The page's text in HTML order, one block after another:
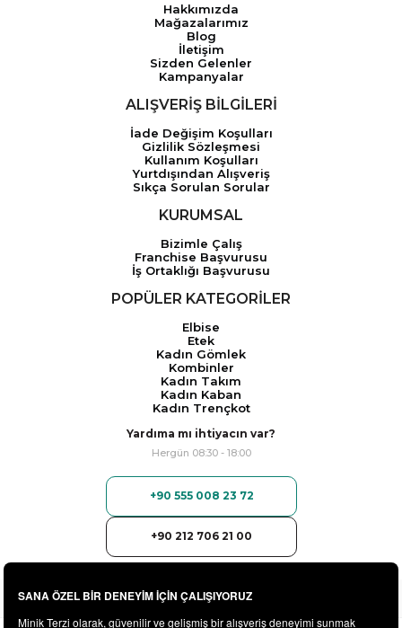
Hakkımızda
Mağazalarımız
Blog
İletişim
Sizden Gelenler
Kampanyalar
ALIŞVERİŞ BİLGİLERİ
İade Değişim Koşulları
Gizlilik Sözleşmesi
Kullanım Koşulları
Yurtdışından Alışveriş
Sıkça Sorulan Sorular
KURUMSAL
Bizimle Çalış
Franchise Başvurusu
İş Ortaklığı Başvurusu
POPÜLER KATEGORİLER
Elbise
Etek
Kadın Gömlek
Kombinler
Kadın Takım
Kadın Kaban
Kadın Trençkot
Yardıma mı ihtiyacın var?
Hergün 08:30 - 18:00
+90 555 008 23 72
+90 212 706 21 00